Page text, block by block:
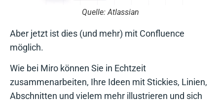
Quelle: Atlassian
Aber jetzt ist dies (und mehr) mit Confluence
möglich.
Wie bei Miro können Sie in Echtzeit
zusammenarbeiten, Ihre Ideen mit Stickies, Linien,
Abschnitten und vielem mehr illustrieren und sich